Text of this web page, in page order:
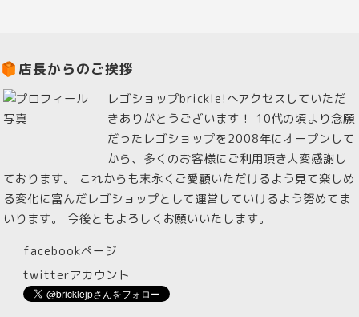
店長からのご挨拶
レゴショップbrickle!へアクセスしていただ
きありがとうございます！ 10代の頃より念願
だったレゴショップを2008年にオープンして
から、多くのお客様にご利用頂き大変感謝し
ております。 これからも末永くご愛顧いただけるよう見て楽しめ
る変化に富んだレゴショップとして運営していけるよう努めてま
いります。 今後ともよろしくお願いいたします。
facebookページ
twitterアカウント